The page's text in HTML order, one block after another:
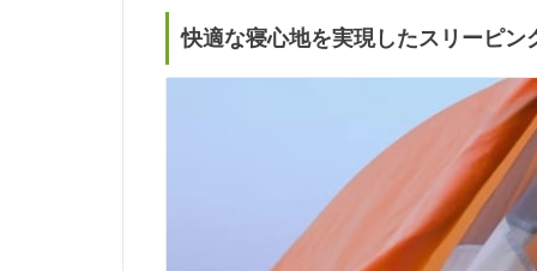
快適な寝心地を実現したスリーピン